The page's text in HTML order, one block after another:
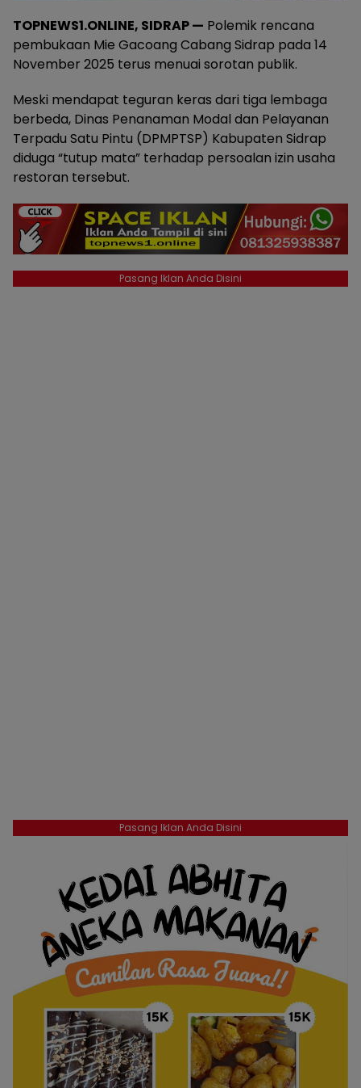
TOPNEWS1.ONLINE, SIDRAP — Polemik rencana
pembukaan Mie Gacoang Cabang Sidrap pada 14
November 2025 terus menuai sorotan publik.
Meski mendapat teguran keras dari tiga lembaga
berbeda, Dinas Penanaman Modal dan Pelayanan
Terpadu Satu Pintu (DPMPTSP) Kabupaten Sidrap
diduga “tutup mata” terhadap persoalan izin usaha
restoran tersebut.
Pasang Iklan Anda Disini
Pasang Iklan Anda Disini